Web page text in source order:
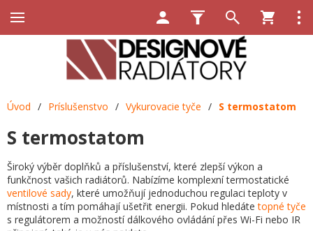
Úvod / Príslušenstvo / Vykurovacie tyče / S termostatom
S termostatom
Široký výběr doplňků a příslušenství, které zlepší výkon a
funkčnost vašich radiátorů. Nabízíme komplexní termostatické
ventilové sady, které umožňují jednoduchou regulaci teploty v
místnosti a tím pomáhají ušetřit energii. Pokud hledátetopné tyče
s regulátorem a možností dálkového ovládání přes Wi-Fi nebo IR